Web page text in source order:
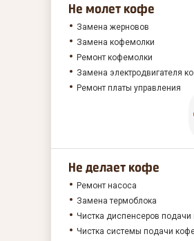
Не молет кофе
Замена жерновов
Замена кофемолки
Ремонт кофемолки
Замена электродвигателя
Ремонт платы управления
Не делает кофе
Ремонт насоса
Замена термоблока
Чистка диспенсеров подачи
Чистка системы подачи